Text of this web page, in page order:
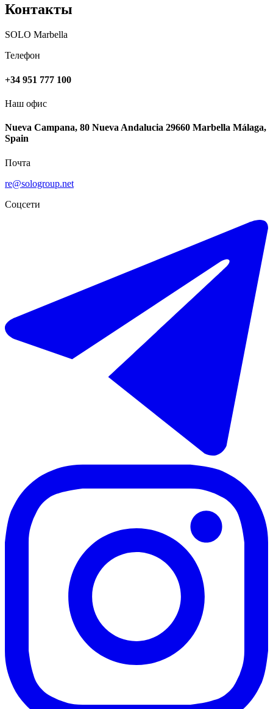
Контакты
SOLO Marbella
Телефон
+34 951 777 100
Наш офис
Nueva Campana, 80 Nueva Andalucia 29660 Marbella Málaga,
Spain
Почта
re@sologroup.net
Соцсети